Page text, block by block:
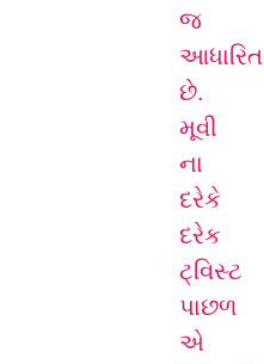
જ
આધારિત
છે.
મૂવી
ના
દરેકે
દરેક
ટ્વિસ્ટ
પાછળ
એ